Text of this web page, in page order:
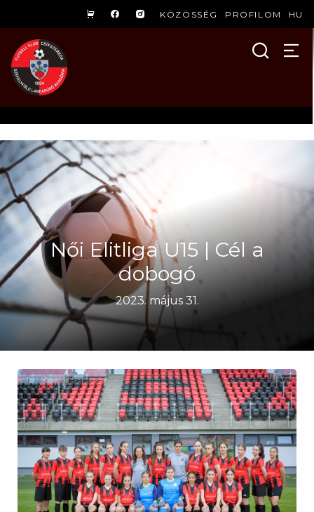
KÖZÖSSÉG PROFILOM HU
Női Elitliga U15 | Cél a
dobogó
2023. május 31.